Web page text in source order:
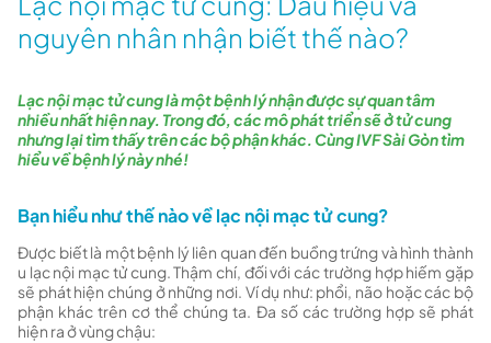
nguyên nhân nhận biết thế nào?
Lạc nội mạc tử cung là một bệnh lý nhận được sự quan tâm
nhiều nhất hiện nay. Trong đó, các mô phát triển sẽ ở tử cung
nhưng lại tìm thấy trên các bộ phận khác. Cùng IVF Sài Gòn tìm
hiểu về bệnh lý này nhé!
Bạn hiểu như thế nào về lạc nội mạc tử cung?
Được biết là một bệnh lý liên quan đến buồng trứng và hình thành
u lạc nội mạc tử cung. Thậm chí, đối với các trường hợp hiếm gặp
sẽ phát hiện chúng ở những nơi. Ví dụ như: phổi, não hoặc các bộ
phận khác trên cơ thể chúng ta. Đa số các trường hợp sẽ phát
hiện ra ở vùng chậu: